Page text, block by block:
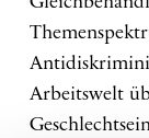
Arbeitswelt